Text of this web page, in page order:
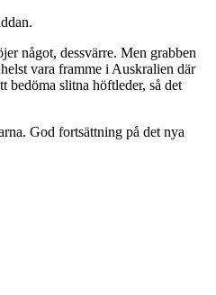
något, dessvärre. Men grabben
vara framme i Auskralien där
bedöma slitna höftleder, så det
God fortsättning på det nya